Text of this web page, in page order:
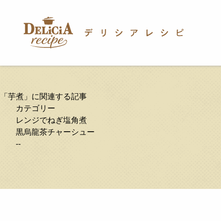
「芋煮」に関連する記事
カテゴリー
レンジでねぎ塩角煮
黒烏龍茶チャーシュー
--